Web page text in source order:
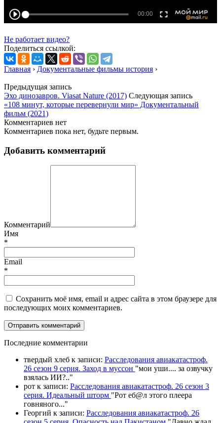
Не работает видео?
Поделиться ссылкой:
Главная › Документальные фильмы история ›
Предыдущая запись
Эхо динозавров. Viasat Nature (2017) Следующая запись
«108 минут, которые перевернули мир» Документальный
фильм (2021)
Комментариев нет
Комментариев пока нет, будьте первым.
Добавить комментарий
Комментарий
Имя
*
Email
*
Сохранить моё имя, email и адрес сайта в этом браузере для
последующих моих комментариев.
Последние комментарии
твердый хлеб к записи: Расследования авиакатастроф.
26 сезон 9 серия. Заход в муссон "мои уши.... за озвучку
взялась ИИ?.."
рот к записи: Расследования авиакатастроф. 26 сезон 3
серия. Идеальный шторм "Рот еб@л этого плеера
говняного..."
Георгий к записи: Расследования авиакатастроф. 26